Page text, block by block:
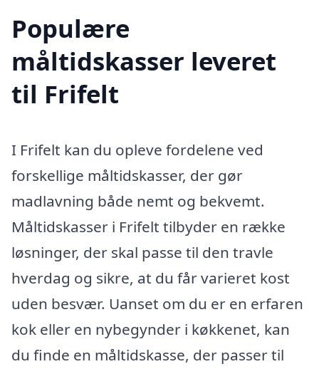
Populære
måltidskasser leveret
til Frifelt
I Frifelt kan du opleve fordelene ved
forskellige måltidskasser, der gør
madlavning både nemt og bekvemt.
Måltidskasser i Frifelt tilbyder en række
løsninger, der skal passe til den travle
hverdag og sikre, at du får varieret kost
uden besvær. Uanset om du er en erfaren
kok eller en nybegynder i køkkenet, kan
du finde en måltidskasse, der passer til